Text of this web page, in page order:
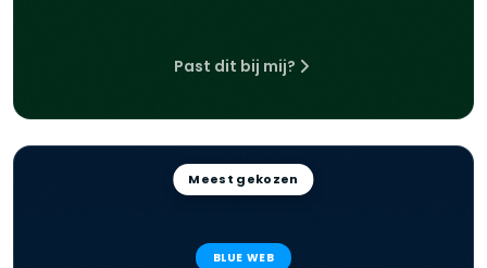
Past dit bij mij?
Meest gekozen
BLUE WEB